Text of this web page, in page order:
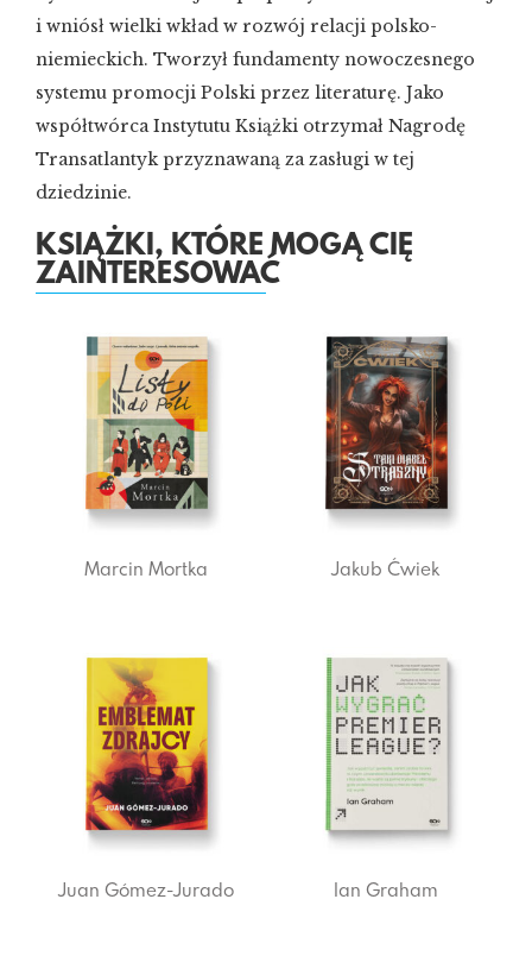
i wniósł wielki wkład w rozwój relacji polsko-
niemieckich. Tworzył fundamenty nowoczesnego
systemu promocji Polski przez literaturę. Jako
współtwórca Instytutu Książki otrzymał Nagrodę
Transatlantyk przyznawaną za zasługi w tej
dziedzinie.
KSIĄŻKI, KTÓRE MOGĄ CIĘ
ZAINTERESOWAĆ
Marcin Mortka Jakub Ćwiek
Juan Gómez-Jurado Ian Graham